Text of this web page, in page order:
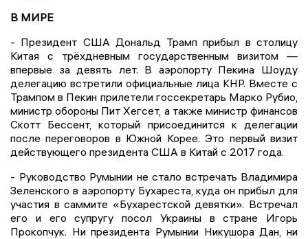
В МИРЕ
- Президент США Дональд Трамп прибыл в столицу
Китая с трёхдневным государственным визитом —
впервые за девять лет. В аэропорту Пекина Шоуду
делегацию встретили официальные лица КНР. Вместе с
Трампом в Пекин прилетели госсекретарь Марко Рубио,
министр обороны Пит Хегсет, а также министр финансов
Скотт Бессент, который присоединится к делегации
после переговоров в Южной Корее. Это первый визит
действующего президента США в Китай с 2017 года.
- Руководство Румынии не стало встречать Владимира
Зеленского в аэропорту Бухареста, куда он прибыл для
участия в саммите «Бухарестской девятки». Встречал
его и его супругу посол Украины в стране Игорь
Прокопчук. Ни президента Румынии Никушора Дан, ни